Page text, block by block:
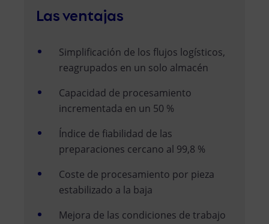
Las ventajas
Simplificación de los flujos logísticos,
reagrupados en un solo almacén
Capacidad de procesamiento
incrementada en un 50 %
Índice de fiabilidad de las
preparaciones cercano al 99,8 %
Coste de procesamiento por pieza
estabilizado a la baja
Mejora de las condiciones de trabajo